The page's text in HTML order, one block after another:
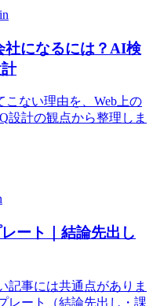
社になるには？AI検
こない理由を、Web上の
設計の観点から整理しま
ート｜結論先出し
記事には共通点がありま
レート（結論先出し・課